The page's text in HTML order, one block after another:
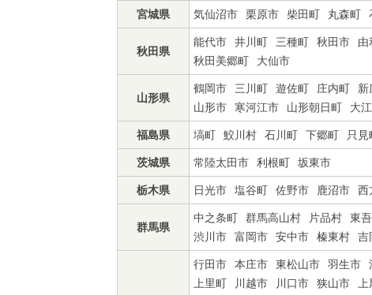
宮城県 気仙沼市 栗原市 柴田町 丸森町
秋田県
能代市 井川町 三種町 秋田市 由
秋田美郷町
大仙市
山形県
鶴岡市 三川町 遊佐町 庄内町 新
山形市
寒河江市 山形朝日町 大
福島県 塙町 鮫川村 石川町 下郷町 只見
茨城県 常陸太田市 利根町 坂東市
栃木県 日光市 塩谷町 佐野市 鹿沼市 西
群馬県
中之条町 群馬高山村 片品村 東
渋川市
富岡市 安中市 榛東村 吉
行田市 本庄市 東松山市 羽生市
上里町
川越市 川口市 狭山市